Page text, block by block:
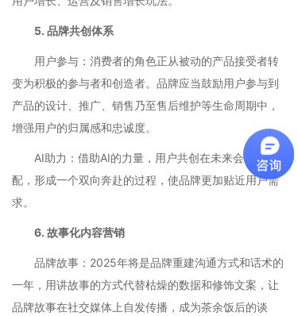
5. 品牌共创体系
用户参与：消费者的角色正从被动的产品接受者转
变为积极的参与者和创造者。品牌应当鼓励用户参与到
产品的设计、推广、销售乃至售后维护等生命周期中，
增强用户的归属感和忠诚度。
AI助力：借助AI的力量，用户共创在未来会成为标
配，形成一个双向奔赴的过程，使品牌更加贴近用户需
求。
6. 故事化内容营销
品牌故事：2025年将是品牌重建沟通方式和话术的
一年，用讲故事的方式代替枯燥的数据和修饰文案，让
品牌故事在社交媒体上自发传播，成为茶余饭后的谈